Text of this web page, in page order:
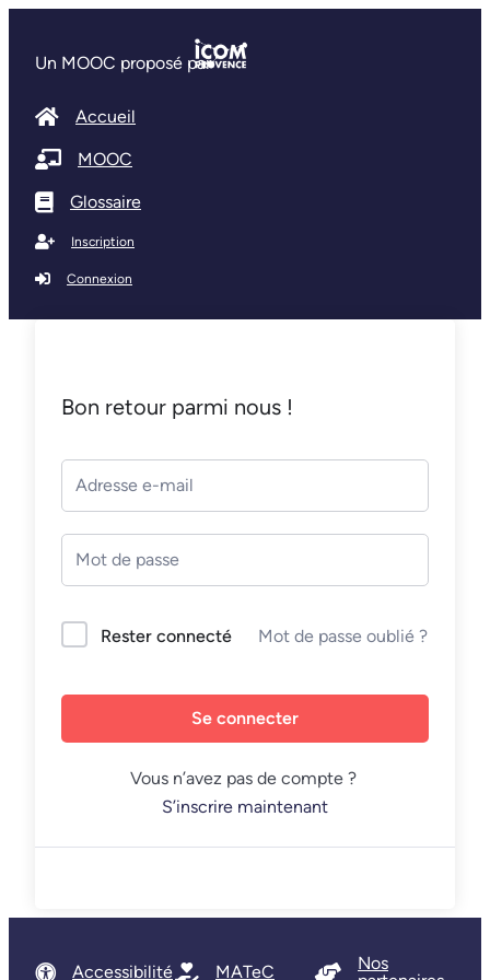
Un MOOC proposé par
Accueil
MOOC
Glossaire
Inscription
Connexion
Bon retour parmi nous !
Rester connecté Mot de passe oublié ?
Se connecter
Vous n’avez pas de compte ?
S’inscrire maintenant
Accessibilité MATeC
Nos